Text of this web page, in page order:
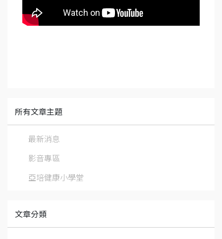
所有文章主題
最新消息
影音專區
亞培健康小學堂
文章分類